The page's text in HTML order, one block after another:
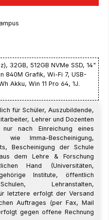
32GB, 512GB NVMe SSD, 14"
840M Grafik, Wi-Fi 7, USB-
Akku, Win 11 Pro 64, 1J.
für Schüler, Auszubildende,
Lehrer und Dozenten
nach Einreichung eines
wie Imma-Bescheinigung,
Bescheinigung der Schule
dem Lehre & Forschung
Hand (Universitäten,
Institute, öffentlich
Lehranstalten,
letztere erfolgt der Versand
Auftrages (per Fax, Mail
gegen offene Rechnung